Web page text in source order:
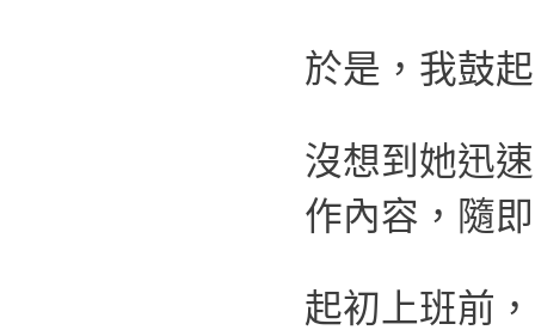
於是，我鼓
沒想到她迅
作內容，隨
起初上班前